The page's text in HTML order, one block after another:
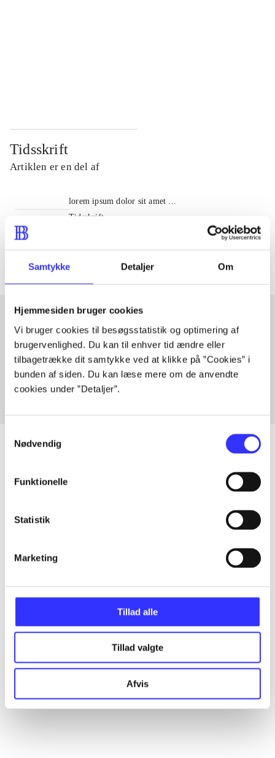
Samtykke Detaljer Om
Hjemmesiden bruger cookies
Vi bruger cookies til besøgsstatistik og optimering af
brugervenlighed. Du kan til enhver tid ændre eller
tilbagetrække dit samtykke ved at klikke på ”Cookies” i
bunden af siden. Du kan læse mere om de anvendte
cookies under ”Detaljer”.
Nødvendig
Funktionelle
Statistik
Marketing
Tillad alle
Tillad valgte
Afvis
Tidsskrift
Artiklen er en del af
lorem ipsum dolor sit amet ...
Tidsskrift
Artiklerne i
Artikler med samme emner
Fra
Artikler